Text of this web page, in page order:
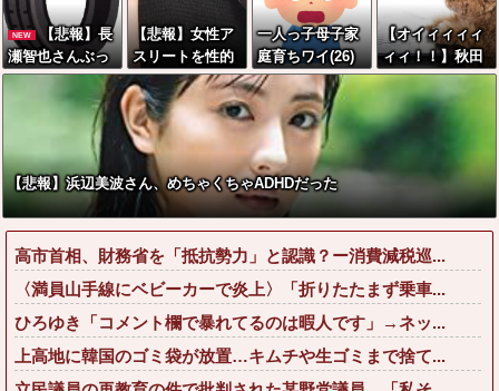
んでもないもの
が出来上がって
しまうw w w w
w
w w w
しまう…
NEW
【悲報】長
瀬智也さんぶっ
壊れる 利きタ
イヤを始めてし
【悲報】女性ア
スリートを性的
対象にするポー
ズ、これに決ま
る
一人っ子母子家
庭育ちワイ(26)
無職の母親が再
婚するらしくて
驚愕
【オイィィィィ
ィィ！！】秋田
県職員、ラ○ホ
テルと思われる
場所から記者会
まった結果w w
w w w w w w
【悲報】浜辺美波さん、めちゃくちゃADHDだった
高市首相、財務省を「抵抗勢力」と認識？ー消費減税巡...
〈満員山手線にベビーカーで炎上〉「折りたたまず乗車...
ひろゆき「コメント欄で暴れてるのは暇人です」→ネッ...
上高地に韓国のゴミ袋が放置…キムチや生ゴミまで捨て...